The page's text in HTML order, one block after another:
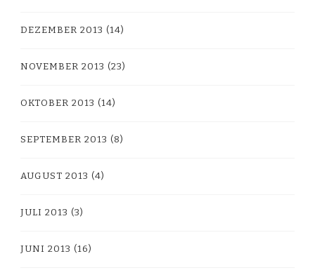
DEZEMBER 2013 (14)
NOVEMBER 2013 (23)
OKTOBER 2013 (14)
SEPTEMBER 2013 (8)
AUGUST 2013 (4)
JULI 2013 (3)
JUNI 2013 (16)